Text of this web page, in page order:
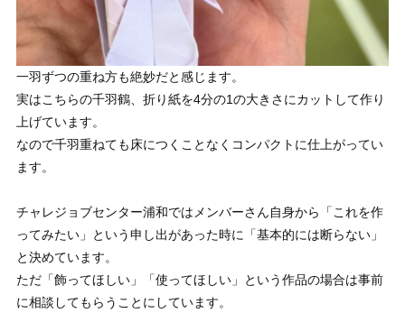
一羽ずつの重ね方も絶妙だと感じます。
実はこちらの千羽鶴、折り紙を4分の1の大きさにカットして作り
上げています。
なので千羽重ねても床につくことなくコンパクトに仕上がってい
ます。
チャレジョブセンター浦和ではメンバーさん自身から「これを作
ってみたい」という申し出があった時に「基本的には断らない」
と決めています。
ただ「飾ってほしい」「使ってほしい」という作品の場合は事前
に相談してもらうことにしています。